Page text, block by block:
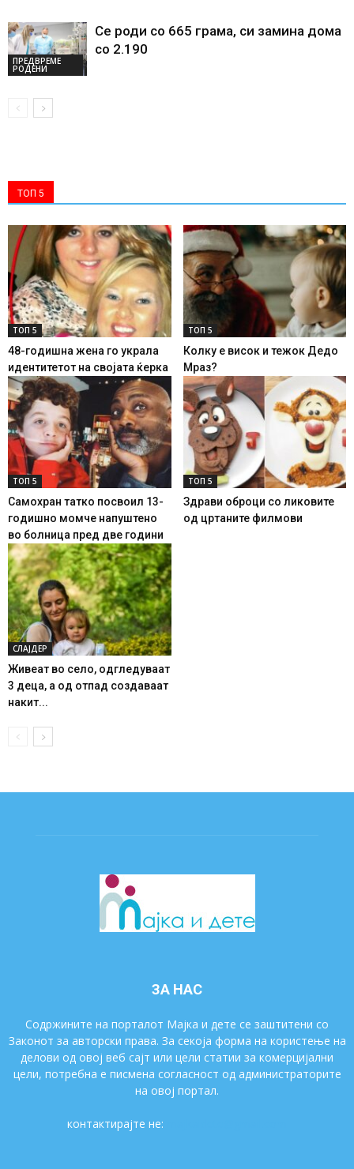
ПРЕДВРЕМЕ
РОДЕНИ
Се роди со 665 грама, си замина дома
со 2.190
ТОП 5
ТОП 5
48-годишна жена го украла
идентитетот на својата ќерка
ТОП 5
Колку е висок и тежок Дедо
Мраз?
ТОП 5
Самохран татко посвоил 13-
годишно момче напуштено
во болница пред две години
ТОП 5
Здрави оброци со ликовите
од цртаните филмови
СЛАЈДЕР
Живеат во село, одгледуваат
3 деца, а од отпад создаваат
накит...
ЗА НАС
Содржините на порталот Мајка и дете се заштитени со
Законот за авторски права. За секоја форма на користење на
делови од овој веб сајт или цели статии за комерцијални
цели, потребна е писмена согласност од администраторите
на овој портал.
контактирајте не: